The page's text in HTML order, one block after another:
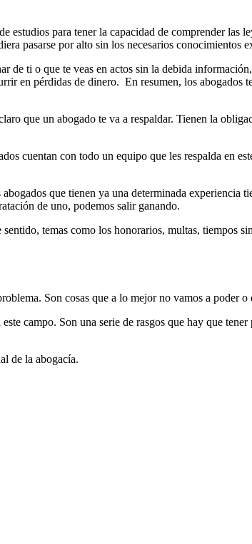
estudios para tener la capacidad de comprender las
pasarse por alto sin los necesarios conocimientos
de ti o que te veas en actos sin la debida
en pérdidas de dinero. En resumen, los abogados
que un abogado te va a respaldar. Tienen la
cuentan con todo un equipo que les respalda en
que tienen ya una determinada experiencia
de uno, podemos salir ganando.
temas como los honorarios, multas, tiempos
Son cosas que a lo mejor no vamos a poder
campo. Son una serie de rasgos que hay que tener
de la abogacía.